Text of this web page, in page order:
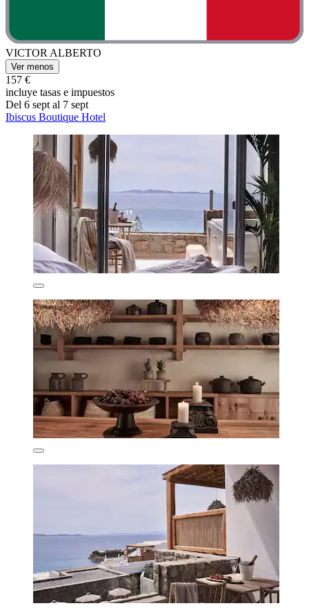
VICTOR ALBERTO
Ver menos
157 €
incluye tasas e impuestos
Del 6 sept al 7 sept
Ibiscus Boutique Hotel